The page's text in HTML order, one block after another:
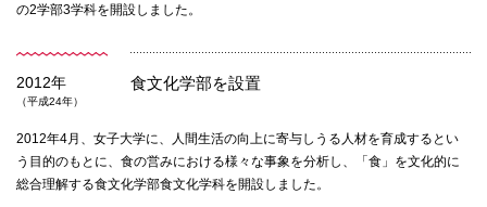
の2学部3学科を開設しました。
2012年
（平成24年）
食文化学部を設置
2012年4月、女子大学に、人間生活の向上に寄与しうる人材を育成するとい
う目的のもとに、食の営みにおける様々な事象を分析し、「食」を文化的に
総合理解する食文化学部食文化学科を開設しました。